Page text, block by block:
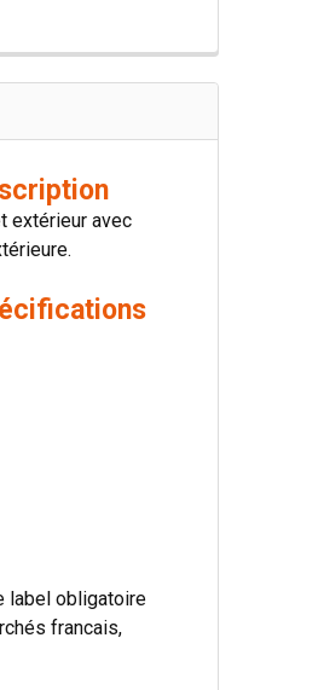
extérieur avec
label obligatoire
francais,